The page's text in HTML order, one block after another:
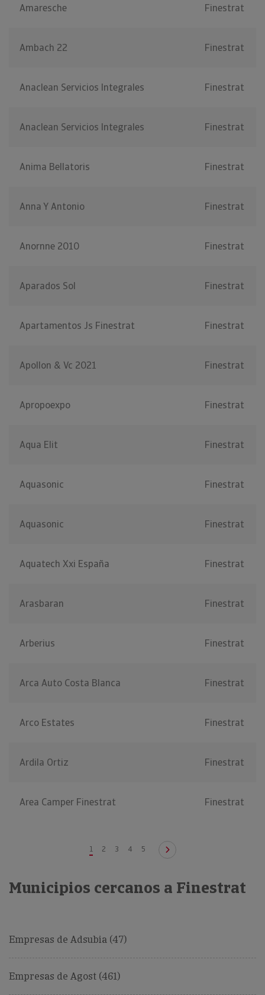
Amaresche Finestrat
Ambach 22 Finestrat
Anaclean Servicios Integrales Finestrat
Anaclean Servicios Integrales Finestrat
Anima Bellatoris Finestrat
Anna Y Antonio Finestrat
Anornne 2010 Finestrat
Aparados Sol Finestrat
Apartamentos Js Finestrat Finestrat
Apollon & Vc 2021 Finestrat
Apropoexpo Finestrat
Aqua Elit Finestrat
Aquasonic Finestrat
Aquasonic Finestrat
Aquatech Xxi España Finestrat
Arasbaran Finestrat
Arberius Finestrat
Arca Auto Costa Blanca Finestrat
Arco Estates Finestrat
Ardila Ortiz Finestrat
Area Camper Finestrat Finestrat
1 2 3 4 5
Municipios cercanos a Finestrat
Empresas de Adsubia (47)
Empresas de Agost (461)